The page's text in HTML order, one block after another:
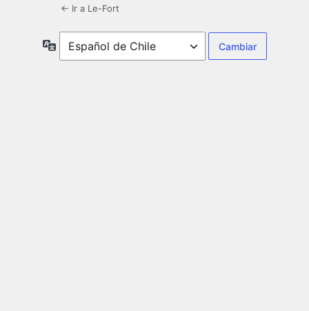
← Ir a Le-Fort
Idioma